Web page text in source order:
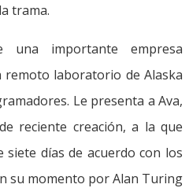
trama.
una importante empresa
remoto laboratorio de Alaska
Le presenta a Ava,
reciente creación, a la que
días de acuerdo con los
su momento por Alan Turing